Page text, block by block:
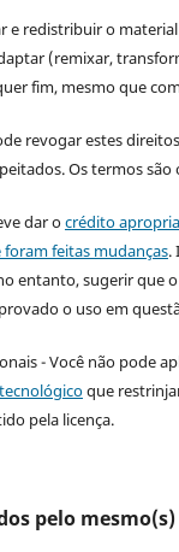
e redistribuir o
(remixar,
fim, mesmo que
revogar estes
Os termos são
dar ocrédito
foram feitas mudanças.
entanto, sugerir que
o uso em
- Você não pode
que
pela licença.
pelo